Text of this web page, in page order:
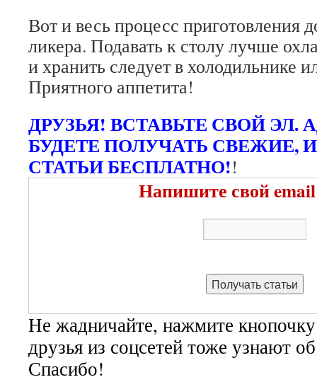
Вот и весь процесс приготовления
ликера. Подавать к столу лучше
и хранить следует в холодильнике
Приятного аппетита!
ДРУЗЬЯ! ВСТАВЬТЕ СВОЙ ЭЛ.
БУДЕТЕ ПОЛУЧАТЬ СВЕЖИЕ,
СТАТЬИ БЕСПЛАТНО!!
Напишите свой
Не жадничайте, нажмите
друзья из соцсетей тоже узнают
Спасибо!